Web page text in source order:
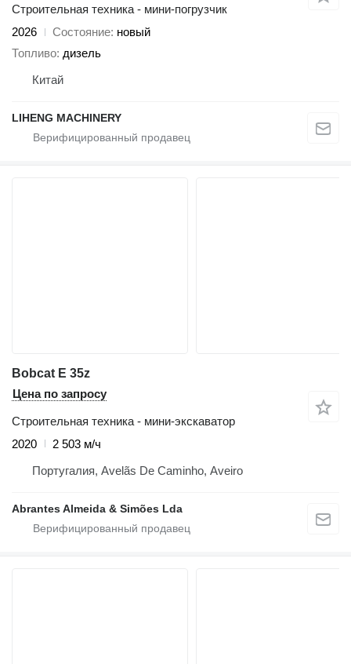
Строительная техника - мини-погрузчик
2026
Состояние новый
Топливо дизель
Китай
LIHENG MACHINERY
Bobcat E 35z
Цена по запросу
Строительная техника - мини-экскаватор
2020
2 503 м/ч
Португалия, Avelãs De Caminho, Aveiro
Abrantes Almeida & Simões Lda